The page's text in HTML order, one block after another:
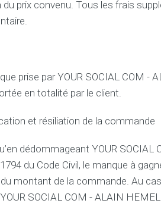
prix convenu. Tous les frais
prise par YOUR SOCIAL COM -
en totalité par le client.
et résiliation de la commande
dédommageant YOUR SOCIAL
du Code Civil, le manque à
montant de la commande. Au
SOCIAL COM - ALAIN